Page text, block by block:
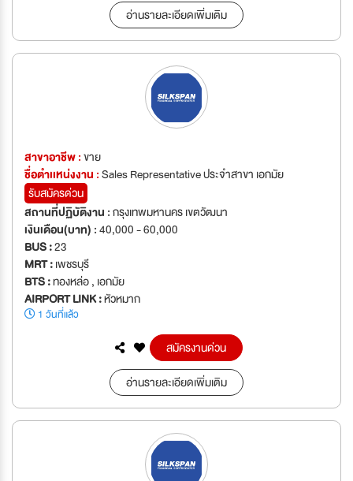
อ่านรายละเอียดเพิ่มเติม
สาขาอาชีพ :ขาย
ชื่อตำเเหน่งงาน :Sales Representative ประจำสาขา เอกมัย
รับสมัครด่วน
สถานที่ปฏิบัติงาน :กรุงเทพมหานคร เขตวัฒนา
เงินเดือน(บาท) :40,000 - 60,000
BUS :23
MRT :เพชรบุรี
BTS :ทองหล่อ , เอกมัย
AIRPORT LINK :หัวหมาก
1 วันที่แล้ว
สมัครงานด่วน
อ่านรายละเอียดเพิ่มเติม